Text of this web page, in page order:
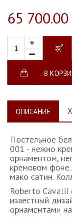
65 700.00
В
ОПИСАНИЕ
Постельное
001 - нежно
орнаментом,
кремовом
мако сатин.
Roberto Cavalli
известный
орнаментами